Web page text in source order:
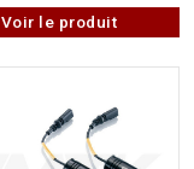
Voir le produit